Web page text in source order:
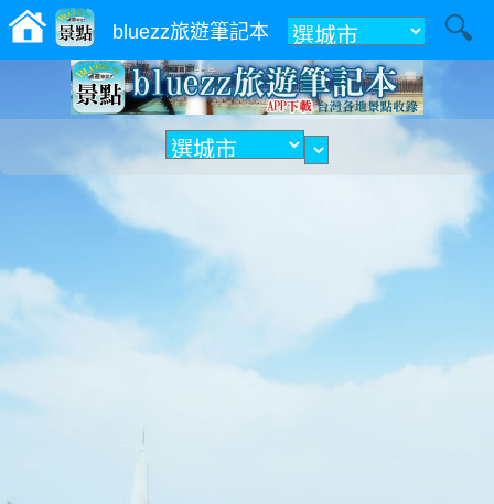
bluezz旅遊筆記本 附近